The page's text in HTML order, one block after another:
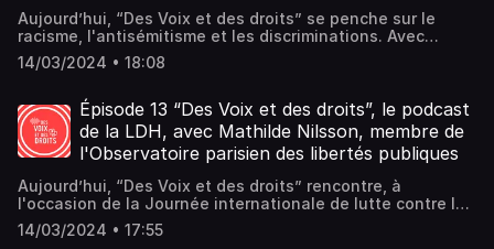
Aujourd’hui, “Des Voix et des droits” se penche sur le
racisme, l'antisémitisme et les discriminations. Avec
Fabienne Messica, nous aborderons pourquoi une
semaine d'éducation et d'actions contre le racisme et
internationale pour l'élimination de la discrimination
raciale (21 mars) demeurent nécessaires.
14/03/2024 • 18:08
Épisode 13 “Des Voix et des droits”, le podcast
de la LDH, avec Mathilde Nilsson, membre de
l'Observatoire parisien des libertés publiques
Aujourd’hui, “Des Voix et des droits” rencontre, à
l'occasion de la Journée internationale de lutte contre les
violences policières, Mathilde Nilsson, membre de
l'Observatoire parisien des libertés publiques. Elle
14/03/2024 • 17:55